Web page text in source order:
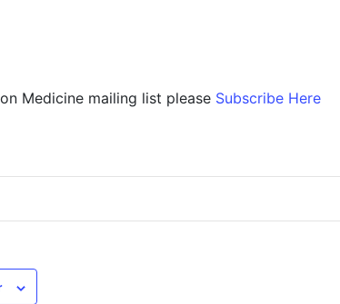
Medicine mailing list please Subscribe Here